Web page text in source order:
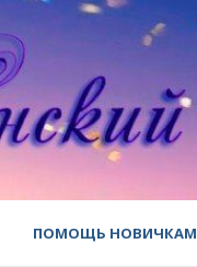
ПОМОЩЬ НОВИЧКАМ